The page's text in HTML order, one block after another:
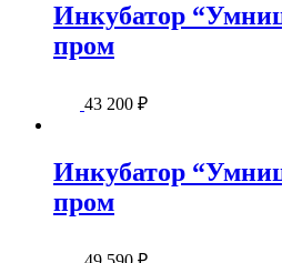
Инкубатор
пром
43 200 ₽
Инкубатор
пром